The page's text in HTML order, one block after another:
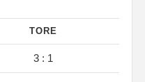
TORE
3 : 1